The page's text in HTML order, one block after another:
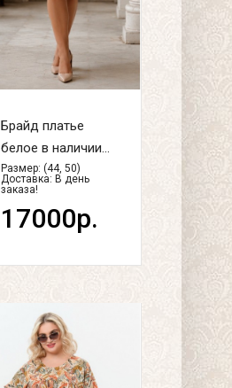
Брайд платье
белое в наличии...
Размер: (44, 50)
Доставка: В день
заказа!
17000р.